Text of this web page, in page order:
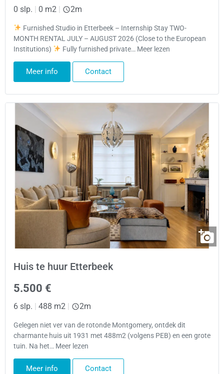
0 slp. 0 m2 2m
Furnished Studio in Etterbeek – Internship Stay TWO-
MONTH RENTAL JULY – AUGUST 2026 (Close to the European
Institutions)
Fully furnished private… Meer lezen
Meer info Contact
Huis te huur Etterbeek
5.500 €
6 slp. 488 m2 2m
Gelegen niet ver van de rotonde Montgomery, ontdek dit
charmante huis uit 1931 met 488m2 (volgens PEB) en een grote
tuin. Na het… Meer lezen
Meer info Contact